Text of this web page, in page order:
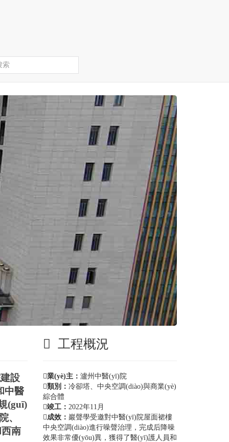
案例詳情
工程概況
業(yè)主： 瀘州中醫(yī)院
類別： 冷卻塔、中央空調(diào)與商業(yè)
綜合體
竣工： 2022年11月
成效： 巖聲學受邀對中醫(yī)院屋面裙樓
中央空調(diào)進行噪聲治理，完成后降噪
效果非常優(yōu)異，獲得了醫(yī)護人員和
設
中醫
規(guī)
、
西南